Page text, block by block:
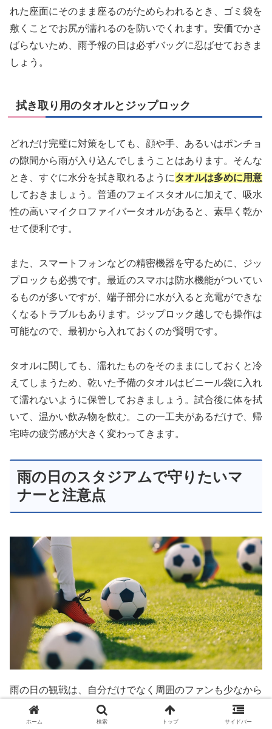
れた座面にそのまま座るのがためらわれるとき、ゴミ袋を
敷くことでお尻が濡れるのを防いでくれます。安価でかさ
ばらないため、雨予報の日は必ずバッグに忍ばせておきま
しょう。
拭き取り用のタオルとジップロック
どれだけ完璧に対策をしても、顔や手、あるいはポンチョ
の隙間から雨が入り込んでしまうことはあります。そんな
とき、すぐに水分を拭き取れるようにタオルは多めに用意
しておきましょう。普通のフェイスタオルに加えて、吸水
性の高いマイクロファイバータオルがあると、素早く乾か
せて便利です。
また、スマートフォンなどの精密機器を守るために、ジッ
プロックも必携です。最近のスマホは防水機能がついてい
るものが多いですが、端子部分に水が入ると充電ができな
くなるトラブルもあります。ジップロック越しでも操作は
可能なので、最初から入れておくのが賢明です。
タオルに関しても、濡れたものをそのままにしておくと冷
えてしまうため、乾いた予備のタオルはビニール袋に入れ
て濡れないように保管しておきましょう。試合後に体を拭
いて、温かい飲み物を飲む。この一工夫があるだけで、帰
宅時の疲労感が大きく変わってきます。
雨の日のスタジアムで守りたいマ
ナーと注意点
雨の日の観戦は、自分だけでなく周囲のファンも少なから
ず不便を感じています。お互いに気持ちよく応援するため
には、晴れの日以上にマナーへの配慮が求められます。ス
ホーム 検索 トップ サイドバー